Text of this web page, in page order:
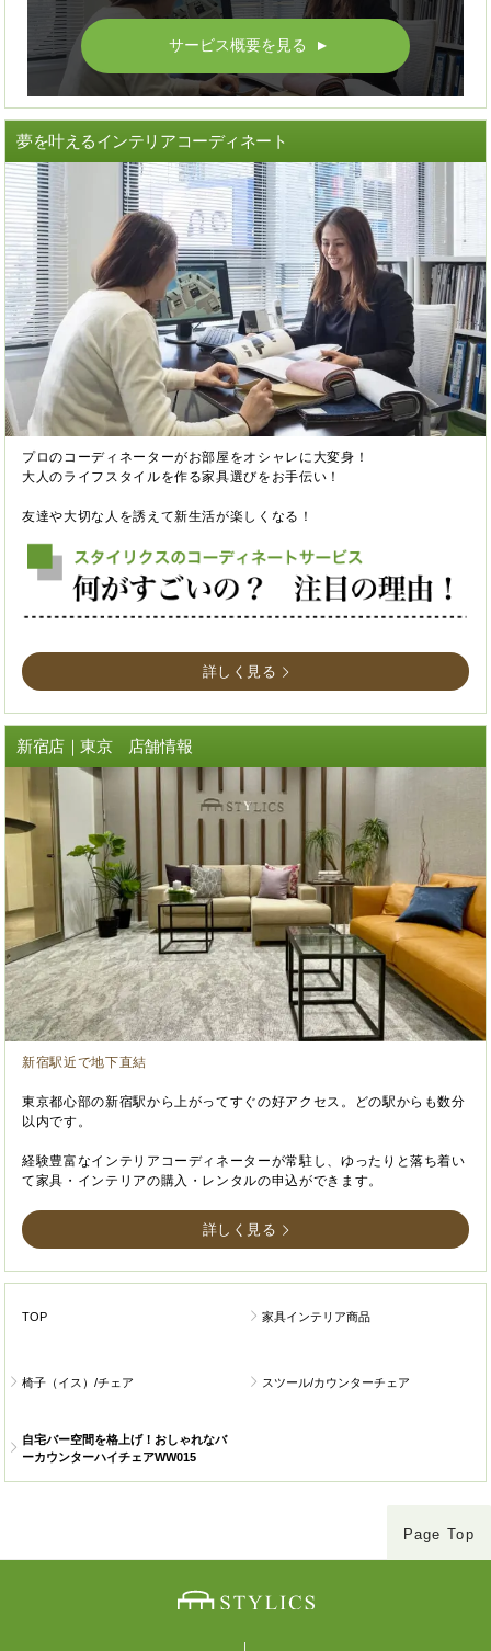
サービス概要を見る ▲
夢を叶えるインテリアコーディネート
プロのコーディネーターがお部屋をオシャレに大変身！
大人のライフスタイルを作る家具選びをお手伝い！
友達や大切な人を誘えて新生活が楽しくなる！
詳しく見る
新宿店｜東京 店舗情報
新宿駅近で地下直結
東京都心部の新宿駅から上がってすぐの好アクセス。どの駅からも数分
以内です。
経験豊富なインテリアコーディネーターが常駐し、ゆったりと落ち着い
て家具・インテリアの購入・レンタルの申込ができます。
詳しく見る
TOP 家具インテリア商品
椅子（イス）/チェア スツール/カウンターチェア
自宅バー空間を格上げ！おしゃれなバ
ーカウンターハイチェアWW015
Page Top